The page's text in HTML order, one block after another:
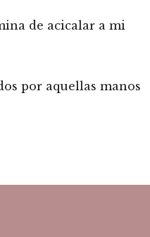
de acicalar a mi
por aquellas manos